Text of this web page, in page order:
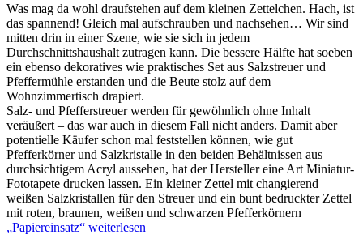
Was mag da wohl draufstehen auf dem kleinen Zettelchen. Hach, ist
das spannend! Gleich mal aufschrauben und nachsehen… Wir sind
mitten drin in einer Szene, wie sie sich in jedem
Durchschnittshaushalt zutragen kann. Die bessere Hälfte hat soeben
ein ebenso dekoratives wie praktisches Set aus Salzstreuer und
Pfeffermühle erstanden und die Beute stolz auf dem
Wohnzimmertisch drapiert.
Salz- und Pfefferstreuer werden für gewöhnlich ohne Inhalt
veräußert – das war auch in diesem Fall nicht anders. Damit aber
potentielle Käufer schon mal feststellen können, wie gut
Pfefferkörner und Salzkristalle in den beiden Behältnissen aus
durchsichtigem Acryl aussehen, hat der Hersteller eine Art Miniatur-
Fototapete drucken lassen. Ein kleiner Zettel mit changierend
weißen Salzkristallen für den Streuer und ein bunt bedruckter Zettel
mit roten, braunen, weißen und schwarzen Pfefferkörnern
„Papiereinsatz“ weiterlesen